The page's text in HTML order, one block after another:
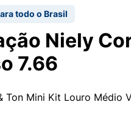
todo o Brasil
Niely
7.66
Ton Mini Kit Louro Médio